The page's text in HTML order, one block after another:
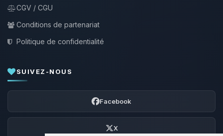
CGV / CGU
Conditions de partenariat
Politique de confidentialité
SUIVEZ-NOUS
Facebook
X